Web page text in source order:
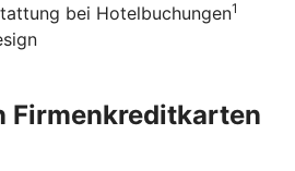
bei Hotelbuchungen1
Firmenkreditkarten